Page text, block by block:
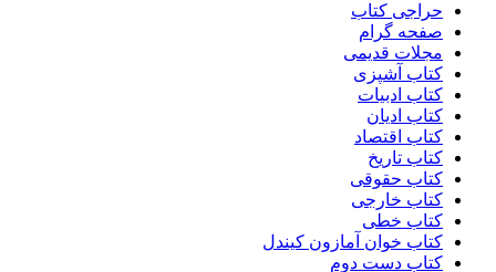
حراجی کتاب
صفحه گرام
مجلات قدیمی
کتاب آشپزی
کتاب ادبیات
کتاب ادیان
کتاب اقتصاد
کتاب تاریخ
کتاب حقوقی
کتاب خارجی
کتاب خطی
کتاب خوان آمازون کیندل
کتاب دست دوم